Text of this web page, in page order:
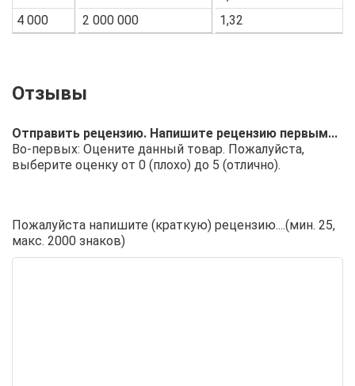
4 000
2 000 000
1,32
Отправить рецензию. Напишите рецензию первым...
Во-первых: Оцените данный товар. Пожалуйста,
выберите оценку от 0 (плохо) до 5 (отлично).
Пожалуйста напишите (краткую) рецензию....(мин. 25,
макс. 2000 знаков)